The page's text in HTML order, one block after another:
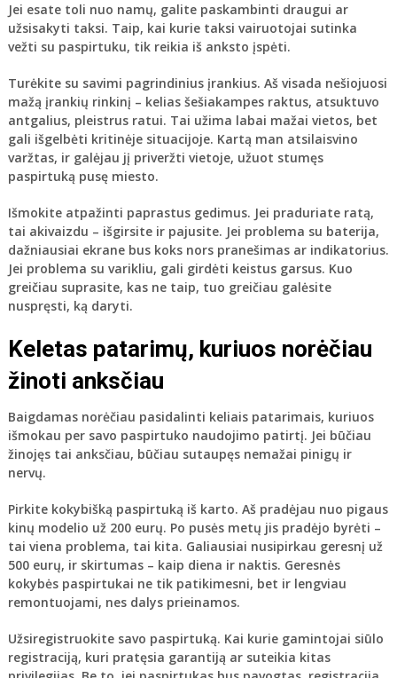
Jei esate toli nuo namų, galite paskambinti draugui ar
užsisakyti taksi. Taip, kai kurie taksi vairuotojai sutinka
vežti su paspirtuku, tik reikia iš anksto įspėti.
Turėkite su savimi pagrindinius įrankius. Aš visada nešiojuosi
mažą įrankių rinkinį – kelias šešiakampes raktus, atsuktuvo
antgalius, pleistrus ratui. Tai užima labai mažai vietos, bet
gali išgelbėti kritinėje situacijoje. Kartą man atsilaisvino
varžtas, ir galėjau jį priveržti vietoje, užuot stumęs
paspirtuką pusę miesto.
Išmokite atpažinti paprastus gedimus. Jei praduriate ratą,
tai akivaizdu – išgirsite ir pajusite. Jei problema su baterija,
dažniausiai ekrane bus koks nors pranešimas ar indikatorius.
Jei problema su varikliu, gali girdėti keistus garsus. Kuo
greičiau suprasite, kas ne taip, tuo greičiau galėsite
nuspręsti, ką daryti.
Keletas patarimų, kuriuos norėčiau
žinoti anksčiau
Baigdamas norėčiau pasidalinti keliais patarimais, kuriuos
išmokau per savo paspirtuko naudojimo patirtį. Jei būčiau
žinojęs tai anksčiau, būčiau sutaupęs nemažai pinigų ir
nervų.
Pirkite kokybišką paspirtuką iš karto. Aš pradėjau nuo pigaus
kinų modelio už 200 eurų. Po pusės metų jis pradėjo byrėti –
tai viena problema, tai kita. Galiausiai nusipirkau geresnį už
500 eurų, ir skirtumas – kaip diena ir naktis. Geresnės
kokybės paspirtukai ne tik patikimesni, bet ir lengviau
remontuojami, nes dalys prieinamos.
Užsiregistruokite savo paspirtuką. Kai kurie gamintojai siūlo
registraciją, kuri pratęsia garantiją ar suteikia kitas